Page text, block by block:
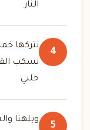
النار
4
نتركها
نسكب
حلبي
5
وبلهنا